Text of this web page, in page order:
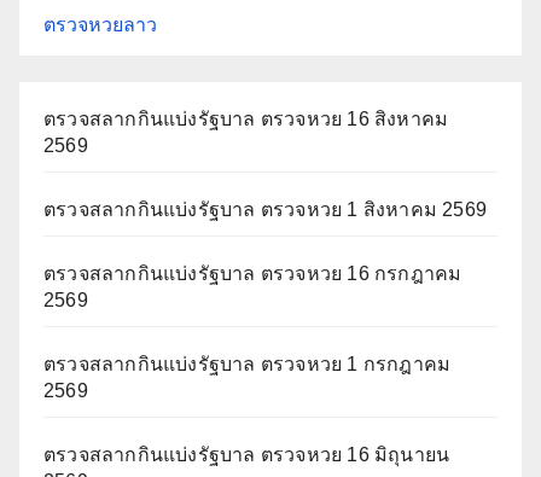
ตรวจหวยลาว
ตรวจสลากกินแบ่งรัฐบาล ตรวจหวย 16 สิงหาคม
2569
ตรวจสลากกินแบ่งรัฐบาล ตรวจหวย 1 สิงหาคม 2569
ตรวจสลากกินแบ่งรัฐบาล ตรวจหวย 16 กรกฎาคม
2569
ตรวจสลากกินแบ่งรัฐบาล ตรวจหวย 1 กรกฎาคม
2569
ตรวจสลากกินแบ่งรัฐบาล ตรวจหวย 16 มิถุนายน